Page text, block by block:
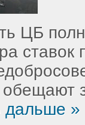
ЦБ
ставок
обещают
дальше »